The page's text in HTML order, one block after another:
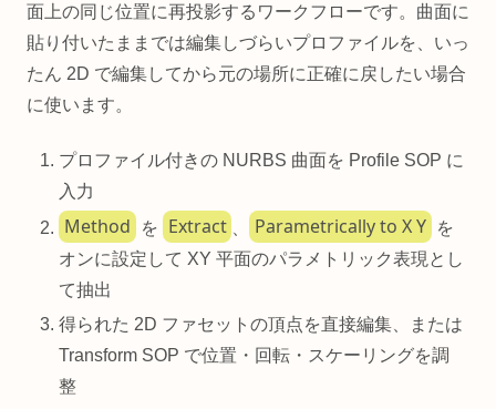
面上の同じ位置に再投影するワークフローです。曲面に
貼り付いたままでは編集しづらいプロファイルを、いっ
たん 2D で編集してから元の場所に正確に戻したい場合
に使います。
プロファイル付きの NURBS 曲面を Profile SOP に
入力
Method を Extract Parametrically to X Y
を
オンに設定して XY 平面のパラメトリック表現とし
て抽出
得られた 2D ファセットの頂点を直接編集、または
Transform SOP で位置・回転・スケーリングを調
整